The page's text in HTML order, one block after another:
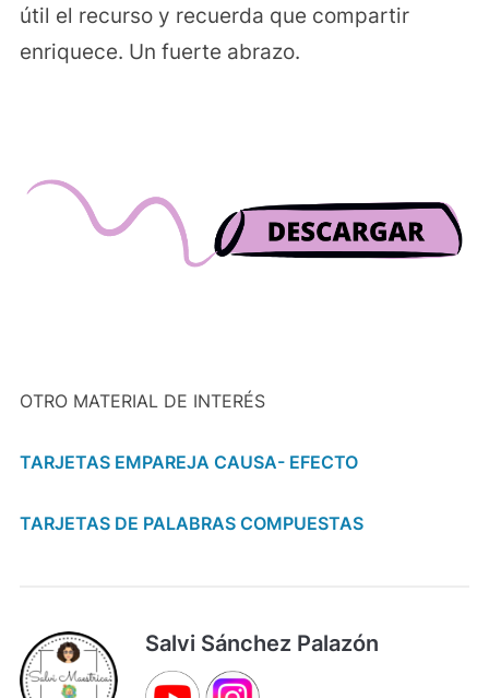
útil el recurso y recuerda que compartir
enriquece. Un fuerte abrazo.
OTRO MATERIAL DE INTERÉS
TARJETAS EMPAREJA CAUSA- EFECTO
TARJETAS DE PALABRAS COMPUESTAS
Salvi Sánchez Palazón